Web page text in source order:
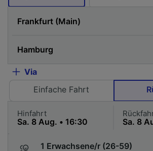
Via
Einfache Fahrt
Hinfahrt
1 Erwachsene/r (26-59)